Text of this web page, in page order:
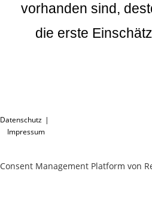
vorhanden sind,
die erste
Datenschutz
Impressum
Consent Management Platform von